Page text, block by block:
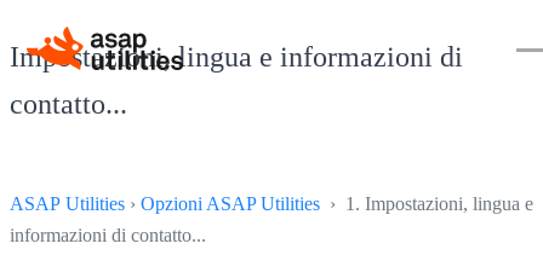
Impostazioni, lingua e informazioni di
contatto...
ASAP Utilities › Opzioni ASAP Utilities › 1. Impostazioni, lingua e
informazioni di contatto...